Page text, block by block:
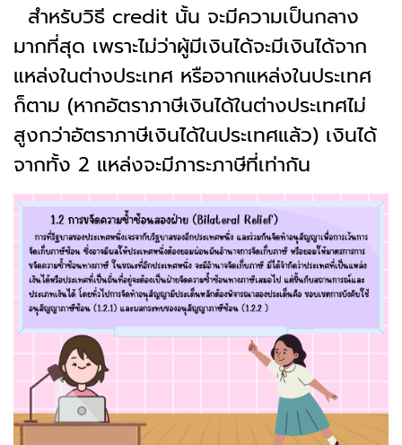
สำหรับวิธี credit นั้น จะมีความเป็นกลาง
มากที่สุด เพราะไม่ว่าผู้มีเงินได้จะมีเงินได้จาก
แหล่งในต่างประเทศ หรือจากแหล่งในประเทศ
ก็ตาม (หากอัตราภาษีเงินได้ในต่างประเทศไม่
สูงกว่าอัตราภาษีเงินได้ในประเทศแล้ว) เงินได้
จากทั้ง 2 แหล่งจะมีภาระภาษีที่เท่ากัน